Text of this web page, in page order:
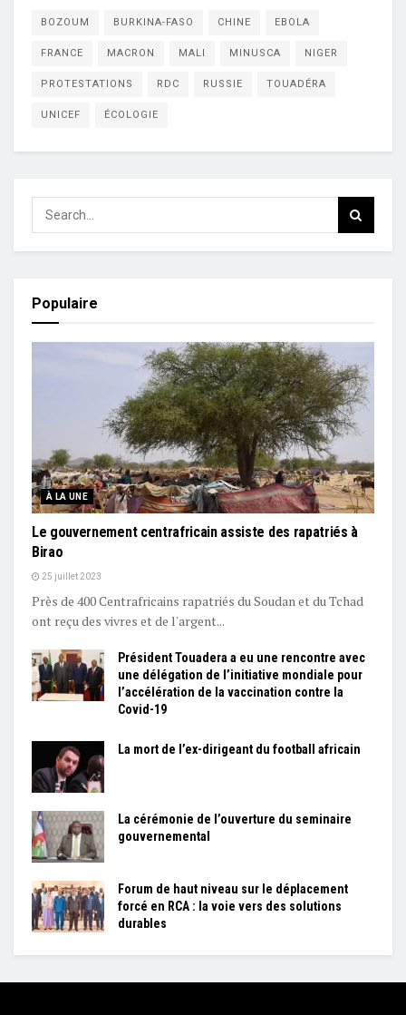
BOZOUM BURKINA-FASO CHINE EBOLA
FRANCE MACRON MALI MINUSCA NIGER
PROTESTATIONS RDC RUSSIE TOUADÉRA
UNICEF ÉCOLOGIE
Populaire
À LA UNE
Le gouvernement centrafricain assiste des rapatriés à
Birao
25 juillet 2023
Près de 400 Centrafricains rapatriés du Soudan et du Tchad
ont reçu des vivres et de l'argent...
Président Touadera a eu une rencontre avec
une délégation de l’initiative mondiale pour
l’accélération de la vaccination contre la
Covid-19
La mort de l’ex-dirigeant du football africain
La cérémonie de l’ouverture du seminaire
gouvernemental
Forum de haut niveau sur le déplacement
forcé en RCA : la voie vers des solutions
durables